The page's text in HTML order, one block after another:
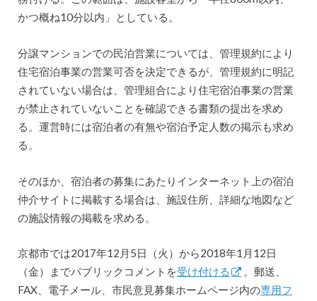
かつ概ね10分以内」としている。
分譲マンションでの民泊営業については、管理規約により
住宅宿泊事業の営業可否を決定できるが、管理規約に明記
されていない場合は、管理組合により住宅宿泊事業の営業
が禁止されていないことを確認できる書類の提出を求め
る。運営時には宿泊者の有無や宿泊予定人数の掲示も求め
る。
そのほか、宿泊者の募集にあたりインターネット上の宿泊
仲介サイトに掲載する場合は、施設住所、詳細な地図など
の施設情報の掲載を求める。
京都市では2017年12月5日（火）から2018年1月12日
（金）までパブリックコメントを受け付ける
。郵送、
FAX、電子メール、市民意見募集ホームページ内の専用フ